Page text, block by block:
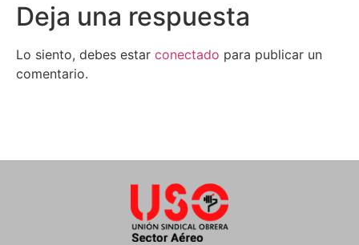
Deja una respuesta
Lo siento, debes estar conectado para publicar un
comentario.